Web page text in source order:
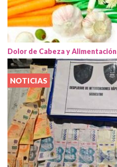
Dolor de Cabeza y Alimentación
NOTICIAS